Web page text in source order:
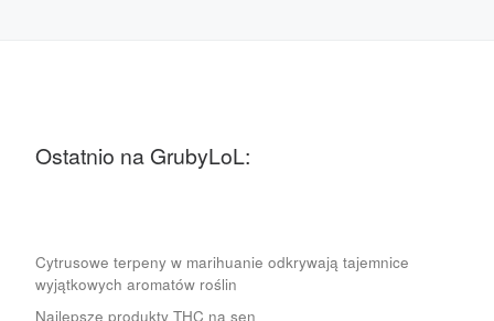
Ostatnio na GrubyLoL:
Cytrusowe terpeny w marihuanie odkrywają tajemnice
wyjątkowych aromatów roślin
Najlepsze produkty THC na sen